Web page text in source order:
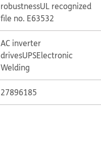
robustnessUL recognized
file no. E63532
AC inverter
drivesUPSElectronic
Welding
27896185